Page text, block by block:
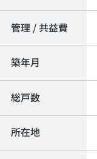
管理 / 共益費
築年月
総戸数
所在地